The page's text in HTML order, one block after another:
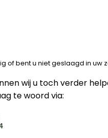
of bent u niet geslaagd in uw
wij u toch verder
te woord via: